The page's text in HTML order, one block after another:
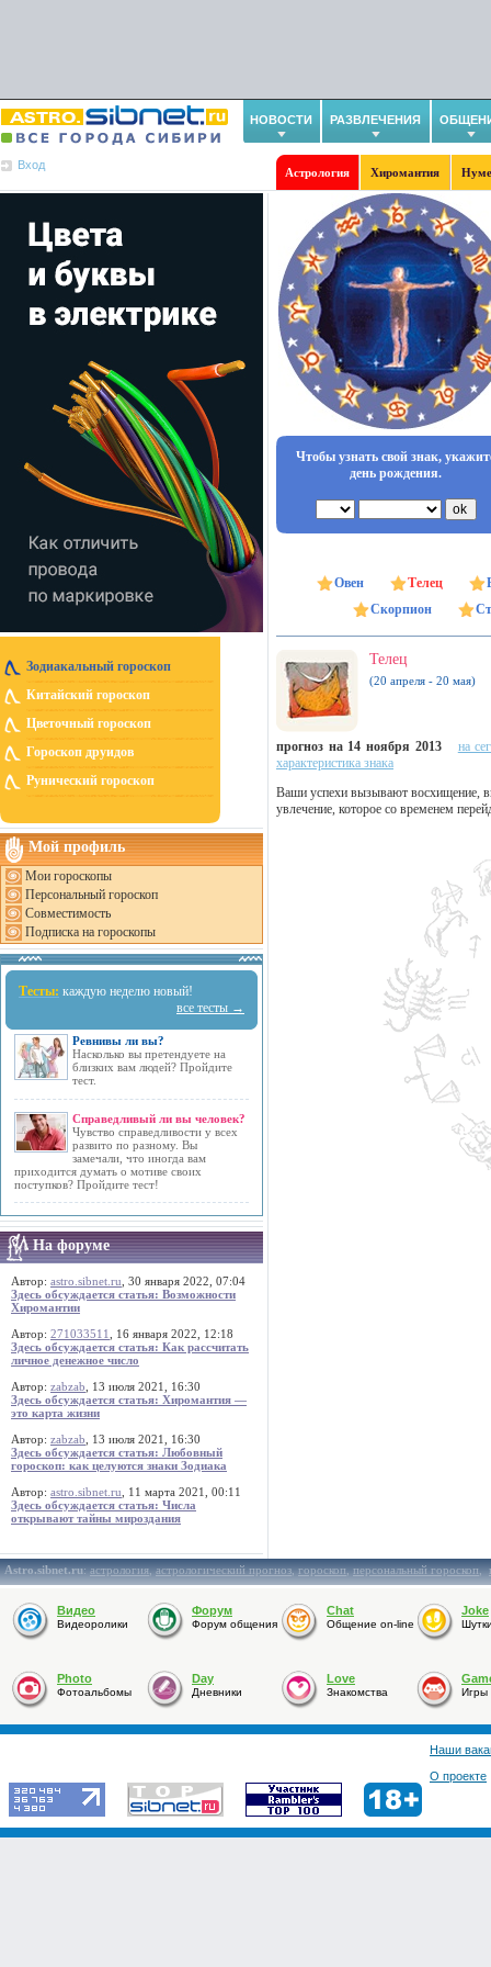
НОВОСТИ РАЗВЛЕЧЕНИЯ
Вход
Астрология Хиромантия
Зодиакальный гороскоп
Китайский гороскоп
Цветочный гороскоп
Гороскоп друидов
Рунический гороскоп
Мой профиль
Мои гороскопы
Персональный гороскоп
Совместимость
Подписка на гороскопы
Тесты: каждую неделю новый!
все тесты →
Ревнивы ли вы?
Насколько вы претендуете на
близких вам людей? Пройдите
тест.
Справедливый ли вы человек?
Чувство справедливости у всех
развито по разному. Вы
замечали, что иногда вам
приходится думать о мотиве своих
поступков? Пройдите тест!
На форуме
Автор: astro.sibnet.ru , 30 января 2022, 07:04
Здесь обсуждается статья: Возможности
Хиромантии
Автор: 271033511
, 16 января 2022, 12:18
Здесь обсуждается статья: Как рассчитать
личное денежное число
Автор: zabzab , 13 июля 2021, 16:30
Здесь обсуждается статья: Хиромантия —
это карта жизни
Автор: zabzab , 13 июля 2021, 16:30
Здесь обсуждается статья: Любовный
гороскоп: как целуются знаки Зодиака
Автор: astro.sibnet.ru , 11 марта 2021, 00:11
Здесь обсуждается статья: Числа
открывают тайны мироздания
Чтобы узнать свой знак,
день рождения.
Овен Телец
Скорпион
Телец
(20 апреля - 20 мая)
прогноз на 14 ноября 2013
на
характеристика знака
Ваши успехи вызывают восхищение,
увлечение, которое со временем
Astro.sibnet.ru:астрология,астрологический прогноз,гороскоп,персональный гороскоп,
Видео
Видеоролики
Форум
Форум общения
Chat
Общение on-line
Joke
Photo
Фотоальбомы
Day
Дневники
Love
Знакомства Игры
Наши
О проекте